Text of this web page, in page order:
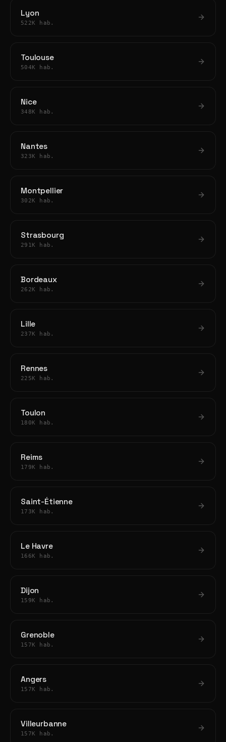
Lyon
522K hab.
Toulouse
504K hab.
Nice
348K hab.
Nantes
323K hab.
Montpellier
302K hab.
Strasbourg
291K hab.
Bordeaux
262K hab.
Lille
237K hab.
Rennes
225K hab.
Toulon
180K hab.
Reims
179K hab.
Saint-Étienne
173K hab.
Le Havre
166K hab.
Dijon
159K hab.
Grenoble
157K hab.
Angers
157K hab.
Villeurbanne
157K hab.